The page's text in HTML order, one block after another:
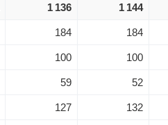
1 136 1 144
184 184
100 100
59 52
127 132